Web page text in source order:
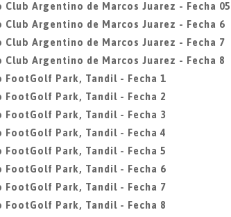
Club Argentino de Marcos Juarez - Fecha 05
Club Argentino de Marcos Juarez - Fecha 6
Club Argentino de Marcos Juarez - Fecha 7
Club Argentino de Marcos Juarez - Fecha 8
FootGolf Park, Tandil - Fecha 1
FootGolf Park, Tandil - Fecha 2
FootGolf Park, Tandil - Fecha 3
FootGolf Park, Tandil - Fecha 4
FootGolf Park, Tandil - Fecha 5
FootGolf Park, Tandil - Fecha 6
FootGolf Park, Tandil - Fecha 7
FootGolf Park, Tandil - Fecha 8